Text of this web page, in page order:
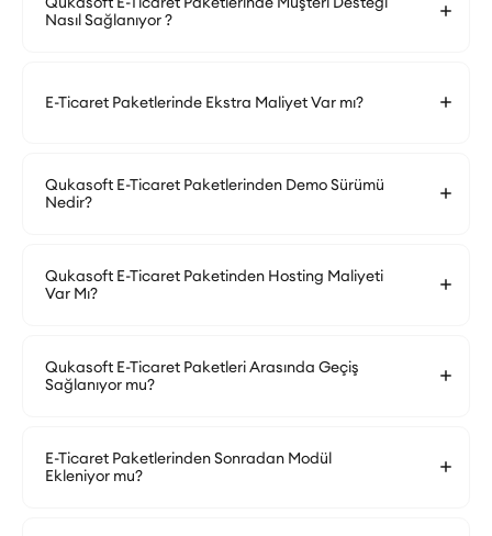
Nasıl Sağlanıyor ?
E-Ticaret Paketlerinde Ekstra Maliyet Var mı?
Qukasoft E-Ticaret Paketlerinden Demo Sürümü
Nedir?
Qukasoft E-Ticaret Paketinden Hosting Maliyeti
Var Mı?
Qukasoft E-Ticaret Paketleri Arasında Geçiş
Sağlanıyor mu?
E-Ticaret Paketlerinden Sonradan Modül
Ekleniyor mu?